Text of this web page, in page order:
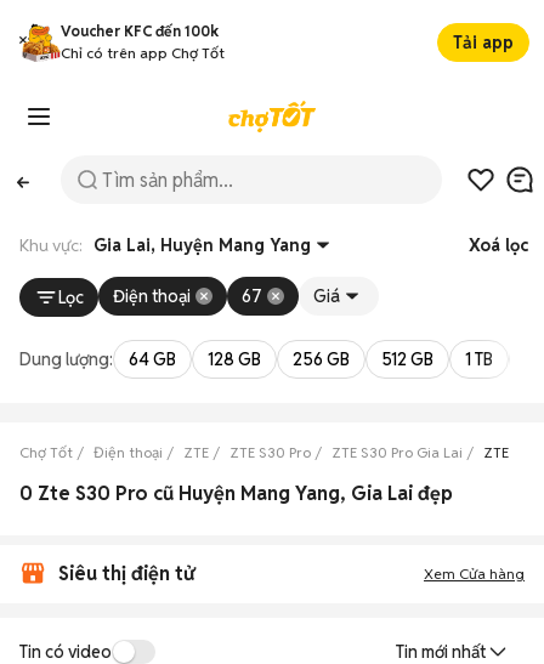
Voucher KFC đến 100k
Chỉ có trên app Chợ Tốt
Tải app
Khu vực: Gia Lai, Huyện Mang Yang Xoá lọc
Lọc Điện thoại 67 Giá
Dung lượng: 64 GB 128 GB 256 GB 512 GB 1 TB
Chợ Tốt Điện thoại ZTE ZTE S30 Pro ZTE S30 Pro Gia Lai ZTE
0 Zte S30 Pro cũ Huyện Mang Yang, Gia Lai đẹp
Siêu thị điện tử Xem Cửa hàng
Tin có video Tin mới nhất